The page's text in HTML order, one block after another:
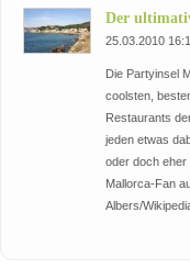
Der
25.03.2010
Die Partyinsel
coolsten,
Restaurants
jeden etwas
oder doch eher
Mallorca-Fan
Albers/